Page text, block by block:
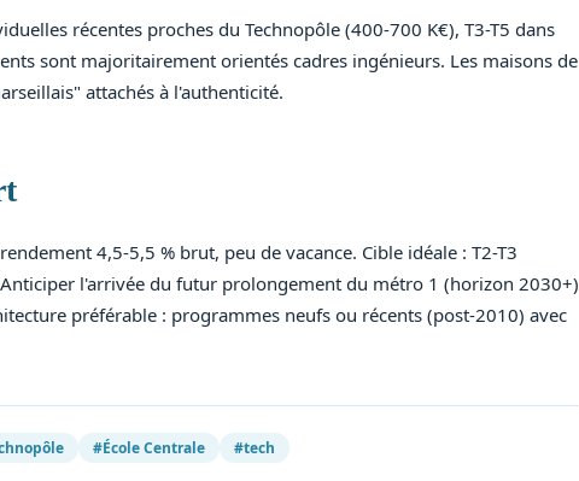
récentes proches du Technopôle (400-700 K€), T3-T5 dans
sont majoritairement orientés cadres ingénieurs. Les maisons de
attachés à l'authenticité.
4,5-5,5 % brut, peu de vacance. Cible idéale : T2-T3
l'arrivée du futur prolongement du métro 1 (horizon 2030+)
préférable : programmes neufs ou récents (post-2010) avec
#École Centrale #tech